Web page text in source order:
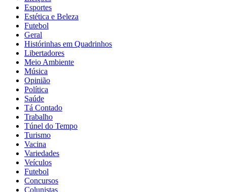
Esportes
Estética e Beleza
Futebol
Geral
Histórinhas em Quadrinhos
Libertadores
Meio Ambiente
Música
Opinião
Política
Saúde
Tá Contado
Trabalho
Túnel do Tempo
Turismo
Vacina
Variedades
Veículos
Futebol
Concursos
Colunistas